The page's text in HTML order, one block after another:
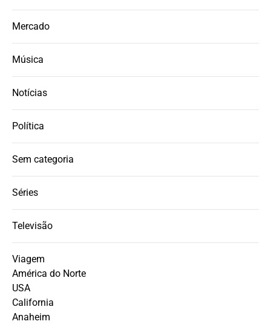
Mercado
Música
Notícias
Política
Sem categoria
Séries
Televisão
Viagem
América do Norte
USA
California
Anaheim